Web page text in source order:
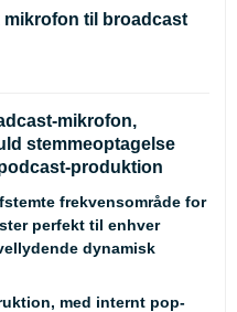
mikrofon til broadcast
mikrofon,
stemmeoptagelse
produktion
frekvensområde for
perfekt til enhver
dynamisk
med internt pop-